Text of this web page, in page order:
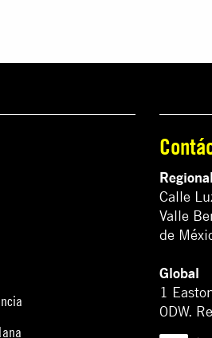
Calle
Valle
de
Global
1
0DW.